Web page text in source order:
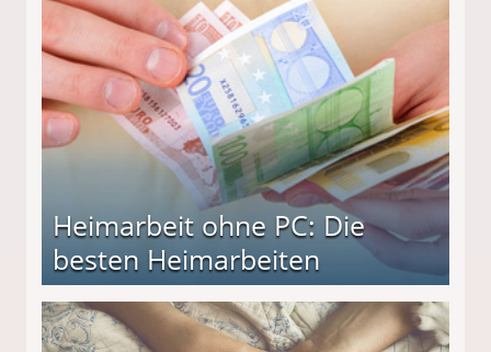
Heimarbeit ohne PC: Die
besten Heimarbeiten